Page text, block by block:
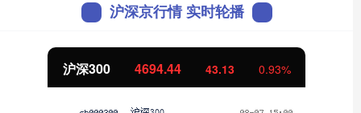
沪深京行情 实时轮播
沪深300 4694.44 43.13 0.93%